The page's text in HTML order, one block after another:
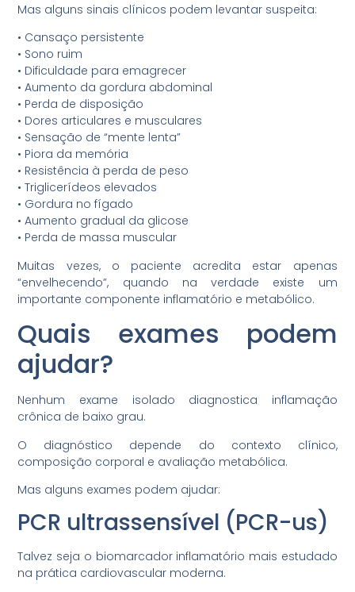
Mas alguns sinais clínicos podem levantar suspeita:
•⁠ ⁠Cansaço persistente
•⁠ ⁠Sono ruim
•⁠ ⁠Dificuldade para emagrecer
•⁠ ⁠Aumento da gordura abdominal
•⁠ ⁠Perda de disposição
•⁠ ⁠Dores articulares e musculares
•⁠ ⁠Sensação de “mente lenta”
•⁠ ⁠Piora da memória
•⁠ ⁠Resistência à perda de peso
•⁠ ⁠Triglicerídeos elevados
•⁠ ⁠Gordura no fígado
•⁠ ⁠Aumento gradual da glicose
•⁠ ⁠Perda de massa muscular
Muitas vezes, o paciente acredita estar apenas
“envelhecendo”, quando na verdade existe um
importante componente inflamatório e metabólico.
Quais exames podem
ajudar?
Nenhum exame isolado diagnostica inflamação
crônica de baixo grau.
O diagnóstico depende do contexto clínico,
composição corporal e avaliação metabólica.
Mas alguns exames podem ajudar:
PCR ultrassensível (PCR-us)
Talvez seja o biomarcador inflamatório mais estudado
na prática cardiovascular moderna.